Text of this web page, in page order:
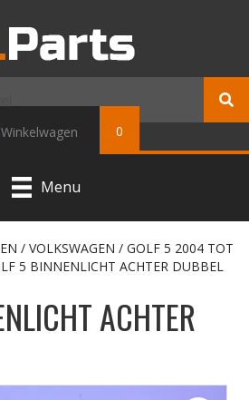
Winkelwagen 0
Menu
/ VOLKSWAGEN / GOLF 5 2004 TOT
5 BINNENLICHT ACHTER DUBBEL
ACHTER